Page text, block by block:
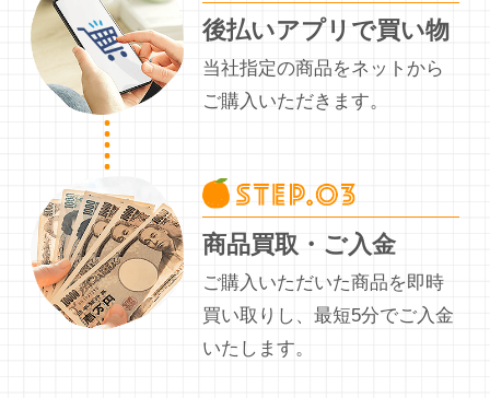
後払いアプリで買い物
当社指定の商品をネットから
ご購入いただきます。
商品買取・ご入金
ご購入いただいた商品を即時
買い取りし、最短5分でご入金
いたします。